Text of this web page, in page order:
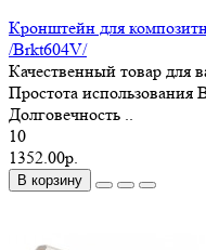
Кронштейн для
/Brkt604V/
Качественный товар для
Простота использования
Долговечность ..
10
1352.00р.
В корзину